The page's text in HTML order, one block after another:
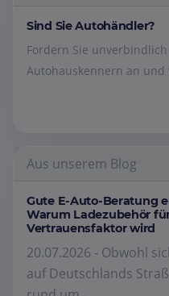
Sind Sie Autohändler?
Fordern Sie
Autohauskennern an und
Aus unserem Blog
Gute E-Auto-Beratung
Warum Ladezubehör
Vertrauensfaktor wird
20.07.2026 - Obwohl
auf Deutschlands